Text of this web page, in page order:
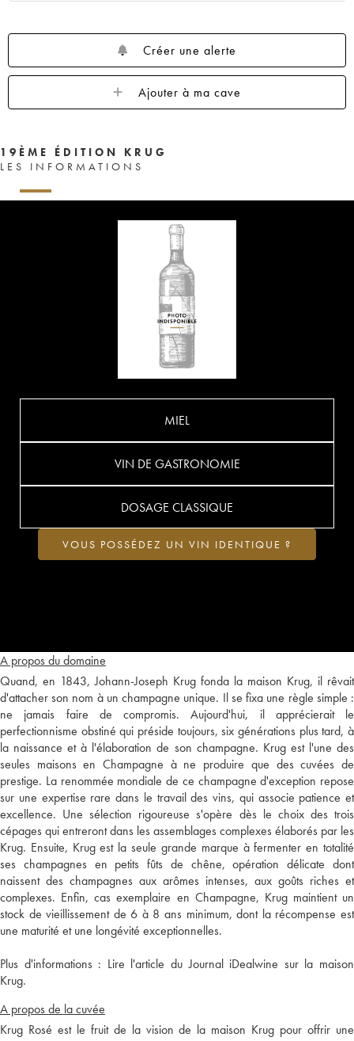
Créer une alerte
Ajouter à ma cave
19ÈME ÉDITION KRUG
LES INFORMATIONS
A propos du domaine
Quand, en 1843, Johann-Joseph Krug fonda la maison Krug, il rêvait
d'attacher son nom à un champagne unique. Il se fixa une règle simple :
ne jamais faire de compromis. Aujourd'hui, il apprécierait le
perfectionnisme obstiné qui préside toujours, six générations plus tard, à
la naissance et à l'élaboration de son champagne. Krug est l'une des
seules maisons en Champagne à ne produire que des cuvées de
prestige. La renommée mondiale de ce champagne d'exception repose
sur une expertise rare dans le travail des vins, qui associe patience et
excellence. Une sélection rigoureuse s'opère dès le choix des trois
cépages qui entreront dans les assemblages complexes élaborés par les
Krug. Ensuite, Krug est la seule grande marque à fermenter en totalité
ses champagnes en petits fûts de chêne, opération délicate dont
naissent des champagnes aux arômes intenses, aux goûts riches et
complexes. Enfin, cas exemplaire en Champagne, Krug maintient un
stock de vieillissement de 6 à 8 ans minimum, dont la récompense est
une maturité et une longévité exceptionnelles.
Plus d'informations : Lire l'article du Journal iDealwine sur la maison
Krug.
A propos de la cuvée
Krug Rosé est le fruit de la vision de la maison Krug pour offrir une
MIEL
VIN DE GASTRONOMIE
DOSAGE CLASSIQUE
VOUS POSSÉDEZ UN VIN IDENTIQUE ?